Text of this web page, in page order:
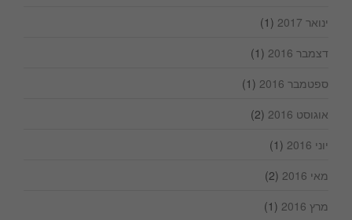
ינואר 2017
(1)
דצמבר 2016
(1)
ספטמבר 2016
(1)
אוגוסט 2016
(2)
יוני 2016
(1)
מאי 2016
(2)
מרץ 2016
(1)